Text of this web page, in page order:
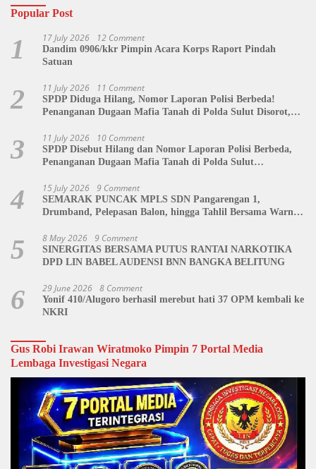
Popular Post
1 17 July 2026 12 Comment
Dandim 0906/kkr Pimpin Acara Korps Raport Pindah
Satuan
2 11 July 2026 11 Comment
SPDP Diduga Hilang, Nomor Laporan Polisi Berbeda!
Penanganan Dugaan Mafia Tanah di Polda Sulut Disorot,
3 11 July 2026 10 Comment
SPDP Disebut Hilang dan Nomor Laporan Polisi Berbeda,
Penanganan Dugaan Mafia Tanah di Polda Sulut
4 15 July 2026 9 Comment
SEMARAK PUNCAK MPLS SDN Pangarengan 1,
Drumband, Pelepasan Balon, hingga Tahlil Bersama Warnai
5 8 May 2026 9 Comment
SINERGITAS BERSAMA PUTUS RANTAI NARKOTIKA
DPD LIN BABEL AUDENSI BNN BANGKA BELITUNG
6 29 June 2026 8 Comment
Yonif 410/Alugoro berhasil merebut hati 37 OPM kembali ke
NKRI
Gus Robi Irawan Wiratmoko Pimpin 7 Portal Media
Lembaga Investigasi Negara
Video
Player